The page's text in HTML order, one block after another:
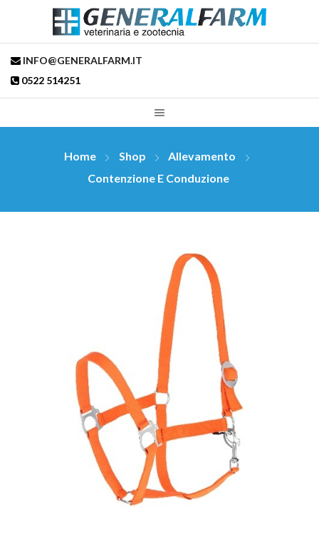
INFO@GENERALFARM.IT
0522 514251
Home Shop
Allevamento
Contenzione E Conduzione